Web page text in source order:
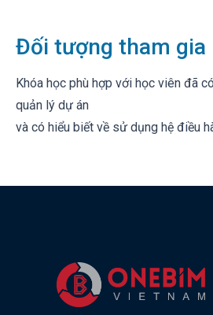
Đối tượng tham gia
Khóa học phù hợp với học viên đã
quản lý dự án
và có hiểu biết về sử dụng hệ điều